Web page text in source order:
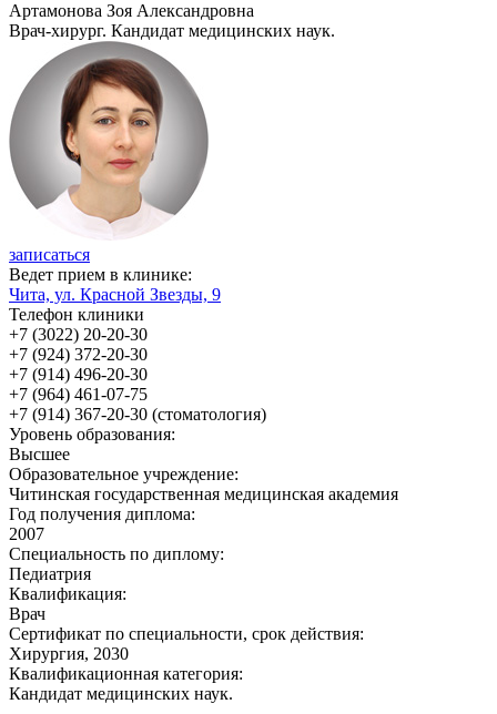
Артамонова Зоя Александровна
Врач-хирург. Кандидат медицинских наук.
записаться
Ведет прием в клинике:
Чита, ул. Красной Звезды, 9
Телефон клиники
+7 (3022) 20-20-30
+7 (924) 372-20-30
+7 (914) 496-20-30
+7 (964) 461-07-75
+7 (914) 367-20-30 (стоматология)
Уровень образования:
Высшее
Образовательное учреждение:
Читинская государственная медицинская академия
Год получения диплома:
2007
Специальность по диплому:
Педиатрия
Квалификация:
Врач
Сертификат по специальности, срок действия:
Хирургия, 2030
Квалификационная категория:
Кандидат медицинских наук.